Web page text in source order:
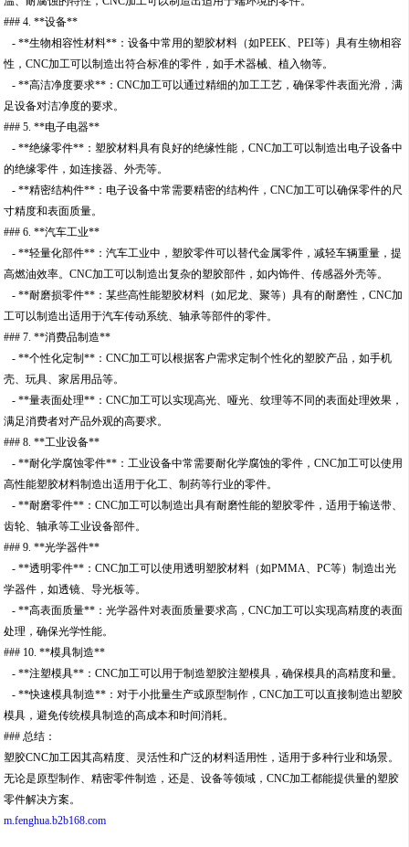
### 4. **设备**
- **生物相容性材料**：设备中常用的塑胶材料（如PEEK、PEI等）具有生物相容
性，CNC加工可以制造出符合标准的零件，如手术器械、植入物等。
- **高洁净度要求**：CNC加工可以通过精细的加工工艺，确保零件表面光滑，满
足设备对洁净度的要求。
### 5. **电子电器**
- **绝缘零件**：塑胶材料具有良好的绝缘性能，CNC加工可以制造出电子设备中
的绝缘零件，如连接器、外壳等。
- **精密结构件**：电子设备中常需要精密的结构件，CNC加工可以确保零件的尺
寸精度和表面质量。
### 6. **汽车工业**
- **轻量化部件**：汽车工业中，塑胶零件可以替代金属零件，减轻车辆重量，提
高燃油效率。CNC加工可以制造出复杂的塑胶部件，如内饰件、传感器外壳等。
- **耐磨损零件**：某些高性能塑胶材料（如尼龙、聚等）具有的耐磨性，CNC加
工可以制造出适用于汽车传动系统、轴承等部件的零件。
### 7. **消费品制造**
- **个性化定制**：CNC加工可以根据客户需求定制个性化的塑胶产品，如手机
壳、玩具、家居用品等。
- **量表面处理**：CNC加工可以实现高光、哑光、纹理等不同的表面处理效果，
满足消费者对产品外观的高要求。
### 8. **工业设备**
- **耐化学腐蚀零件**：工业设备中常需要耐化学腐蚀的零件，CNC加工可以使用
高性能塑胶材料制造出适用于化工、制药等行业的零件。
- **耐磨零件**：CNC加工可以制造出具有耐磨性能的塑胶零件，适用于输送带、
齿轮、轴承等工业设备部件。
### 9. **光学器件**
- **透明零件**：CNC加工可以使用透明塑胶材料（如PMMA、PC等）制造出光
学器件，如透镜、导光板等。
- **高表面质量**：光学器件对表面质量要求高，CNC加工可以实现高精度的表面
处理，确保光学性能。
### 10. **模具制造**
- **注塑模具**：CNC加工可以用于制造塑胶注塑模具，确保模具的高精度和量。
- **快速模具制造**：对于小批量生产或原型制作，CNC加工可以直接制造出塑胶
模具，避免传统模具制造的高成本和时间消耗。
### 总结：
塑胶CNC加工因其高精度、灵活性和广泛的材料适用性，适用于多种行业和场景。
无论是原型制作、精密零件制造，还是、设备等领域，CNC加工都能提供量的塑胶
零件解决方案。
m.fenghua.b2b168.com